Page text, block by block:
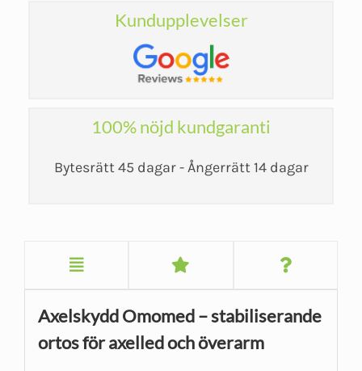
Kundupplevelser
100% nöjd kundgaranti
Bytesrätt 45 dagar - Ångerrätt 14 dagar
Axelskydd Omomed – stabiliserande
ortos för axelled och överarm